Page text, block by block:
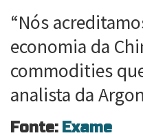
“Nós
economia da
commodities
analista da
Fonte: Exame